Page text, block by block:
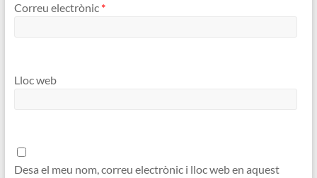
Correu electrònic *
Lloc web
Desa el meu nom, correu electrònic i lloc web en aquest